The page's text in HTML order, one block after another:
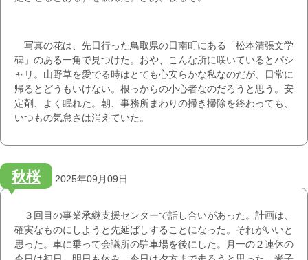
写真の花は、先日行った鳥取県の日南町にある「松本清張文学
碑」のある一角で見つけた。おや、こんな所に咲いているとパシ
ャリ。山野草を愛でる時はとても心安らかな私なのだが、日常に
帰るとどうもいけない。根っからの小心者なのだろうと思う。安
定剤、よく眠れた。朝、事務所まわりの掃き掃除を終わっても、
いつもの気怠さは消えていた。
秋桜 2025年09月09日
３回目の事業承継支援センターで話し合いがあった。計画は、
確実なものにしようと先延ばしすることになった。それがいいと
思った。車に乗って会議所の駐車場を後にした。月一の２連休の